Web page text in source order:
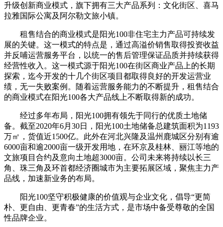
升级创新商业模式，旗下拥有三大产品系列：文化街区、喜马
拉雅国际公寓及阿尔勒文旅小镇。
租售结合的商业模式是阳光100非住宅主力产品可持续发
展的关键。这一模式的特点是，通过高溢价销售取得投资收益
并反哺运营服务平台，以统一的售后管理保证品质并持续获得
经营性收入。这一模式源于阳光100在街区商业产品上的长期
探索，迄今开发的十几个街区项目都取得良好的开发运营业
绩，无一失败案例。随着运营服务能力的不断提升，租售结合
的商业模式在阳光100各大产品线上不断取得新的成功。
经过多年布局，阳光100拥有领先于同行的优质土地储
备。截至2020年6月30日，阳光100土地储备总建筑面积为1193
万㎡，货值近1500亿。此外在河北兴隆及温州鹿城区分别有逾
6000亩和逾2000亩一级开发用地，在环京及桂林、丽江等地的
文旅项目合约及意向土地超3000亩。公司未来将持续以长三
角、珠三角及环首都经济圈城市为主要拓展区域，聚焦主力产
品线，加速新业务的布局。
阳光100坚守积极健康的价值观与企业文化，倡导“更简
朴、更自由、更青春”的生活方式，是市场中备受尊敬的全国
性品牌企业。